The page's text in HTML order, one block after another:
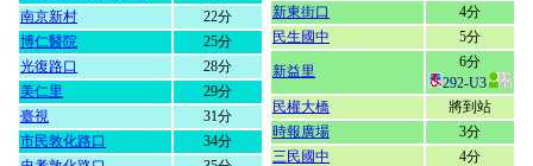
南京新村
22分
博仁醫院
25分
光復路口
28分
美仁里
29分
臺視
31分
市民敦化路口
34分
新東街口
4分
民生國中
5分
新益里
6分
292-U3
民權大橋
將到站
時報廣場
3分
三民國中
4分